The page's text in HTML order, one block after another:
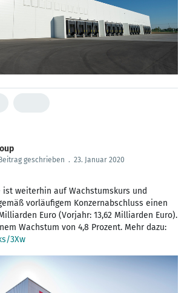
geschrieben . 23. Januar 2020
ist weiterhin auf Wachstumskurs und
vorläufigem Konzernabschluss einen
Euro (Vorjahr: 13,62 Milliarden Euro).
Wachstum von 4,8 Prozent. Mehr dazu:
3Xw